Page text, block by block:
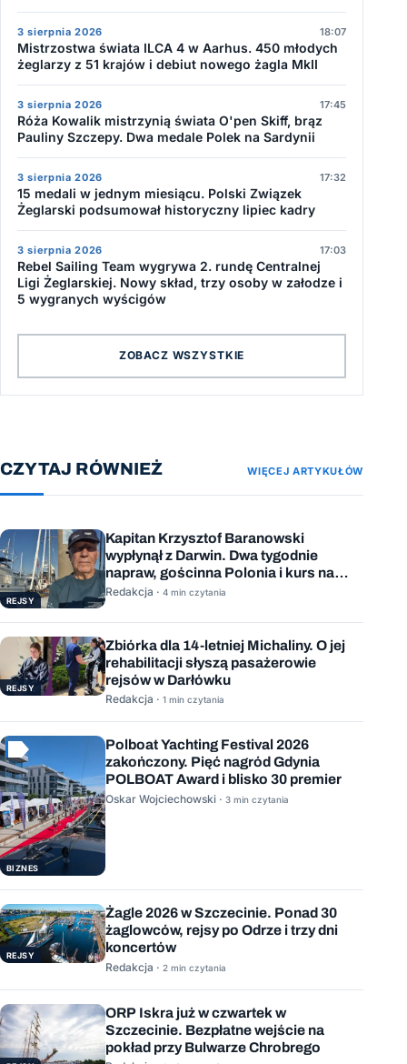
3 sierpnia 2026 18:07
Mistrzostwa świata ILCA 4 w Aarhus. 450 młodych
żeglarzy z 51 krajów i debiut nowego żagla MkII
3 sierpnia 2026 17:45
Róża Kowalik mistrzynią świata O'pen Skiff, brąz
Pauliny Szczepy. Dwa medale Polek na Sardynii
3 sierpnia 2026 17:32
15 medali w jednym miesiącu. Polski Związek
Żeglarski podsumował historyczny lipiec kadry
3 sierpnia 2026 17:03
Rebel Sailing Team wygrywa 2. rundę Centralnej
Ligi Żeglarskiej. Nowy skład, trzy osoby w załodze i
5 wygranych wyścigów
ZOBACZ WSZYSTKIE
CZYTAJ RÓWNIEŻ WIĘCEJ ARTYKUŁÓW
REJSY
Kapitan Krzysztof Baranowski
wypłynął z Darwin. Dwa tygodnie
napraw, gościnna Polonia i kurs na
Mauritius
Redakcja · 4 min czytania
REJSY
Zbiórka dla 14-letniej Michaliny. O jej
rehabilitacji słyszą pasażerowie
rejsów w Darłówku
Redakcja · 1 min czytania
BIZNES
Polboat Yachting Festival 2026
zakończony. Pięć nagród Gdynia
POLBOAT Award i blisko 30 premier
Oskar Wojciechowski · 3 min czytania
REJSY
Żagle 2026 w Szczecinie. Ponad 30
żaglowców, rejsy po Odrze i trzy dni
koncertów
Redakcja · 2 min czytania
ORP Iskra już w czwartek w
Szczecinie. Bezpłatne wejście na
pokład przy Bulwarze Chrobrego